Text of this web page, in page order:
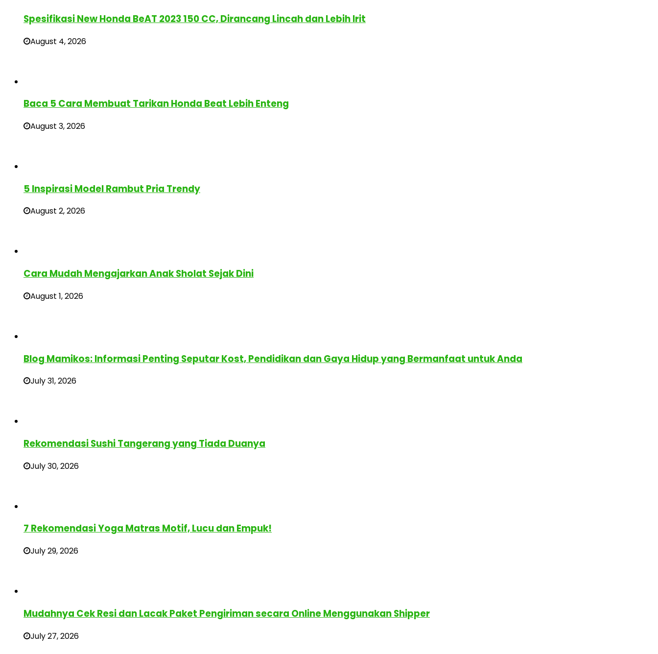
Spesifikasi New Honda BeAT 2023 150 CC, Dirancang Lincah dan Lebih Irit
August 4, 2026
Baca 5 Cara Membuat Tarikan Honda Beat Lebih Enteng
August 3, 2026
5 Inspirasi Model Rambut Pria Trendy
August 2, 2026
Cara Mudah Mengajarkan Anak Sholat Sejak Dini
August 1, 2026
Blog Mamikos: Informasi Penting Seputar Kost, Pendidikan dan Gaya Hidup yang Bermanfaat untuk Anda
July 31, 2026
Rekomendasi Sushi Tangerang yang Tiada Duanya
July 30, 2026
7 Rekomendasi Yoga Matras Motif, Lucu dan Empuk!
July 29, 2026
Mudahnya Cek Resi dan Lacak Paket Pengiriman secara Online Menggunakan Shipper
July 27, 2026